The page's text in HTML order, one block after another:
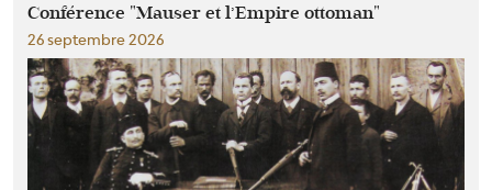
Conférence "Mauser et l’Empire ottoman"
26 septembre 2026